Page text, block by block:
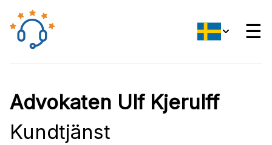
☰
Advokaten Ulf Kjerulff
Kundtjänst